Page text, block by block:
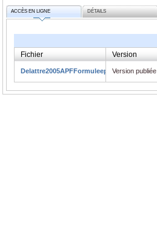
ACCÈS EN LIGNE DÉTAILS
Fichier Version
Delattre2005APFFormuleepistolaire.pdf
Version publiée